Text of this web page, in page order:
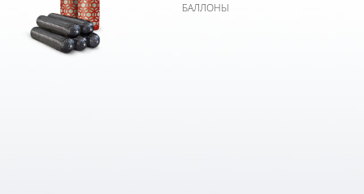
БАЛЛОНЫ